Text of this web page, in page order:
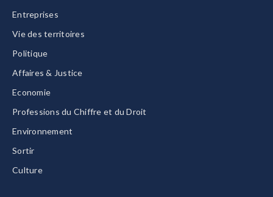
Entreprises
Vie des territoires
Politique
Affaires & Justice
Economie
Professions du Chiffre et du Droit
Environnement
Sortir
Culture